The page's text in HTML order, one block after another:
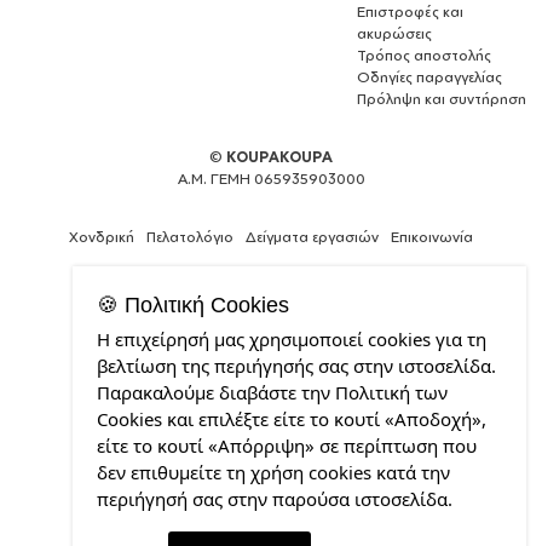
Επιστροφές και
ακυρώσεις
Τρόπος αποστολής
Οδηγίες παραγγελίας
Πρόληψη και συντήρηση
© KOUPAKOUPA
Α.Μ. ΓΕΜΗ 065935903000
Χονδρική Πελατολόγιο Δείγματα εργασιών Επικοινωνία
Κατασκευή
ιστοσελίδων
και
Web
Design
από
την
CDL.gr
🍪 Πολιτική Cookies
Η επιχείρησή μας χρησιμοποιεί cookies για τη
βελτίωση της περιήγησής σας στην ιστοσελίδα.
Παρακαλούμε διαβάστε την Πολιτική των
Cookies και επιλέξτε είτε το κουτί «Αποδοχή»,
είτε το κουτί «Απόρριψη» σε περίπτωση που
δεν επιθυμείτε τη χρήση cookies κατά την
περιήγησή σας στην παρούσα ιστοσελίδα.